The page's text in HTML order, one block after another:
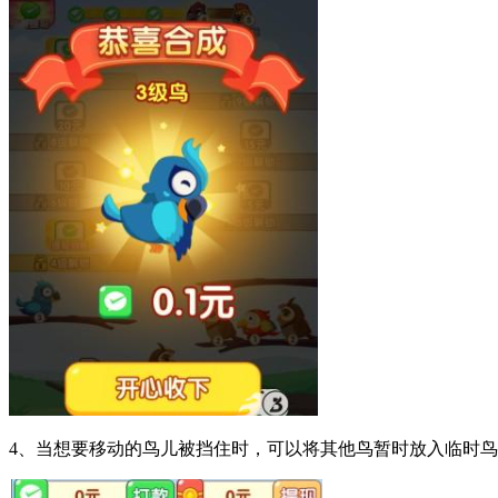
4、当想要移动的鸟儿被挡住时，可以将其他鸟暂时放入临时